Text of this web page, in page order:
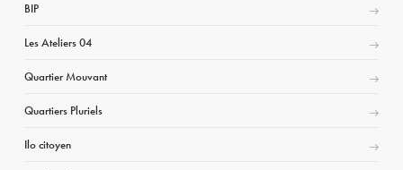
BIP
Les Ateliers 04
Quartier Mouvant
Quartiers Pluriels
Ilo citoyen